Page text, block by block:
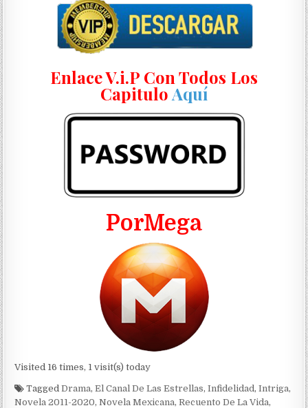
Enlace V.i.P Con Todos Los
CapituloAquí
PorMega
Visited 16 times, 1 visit(s) today
TaggedDrama,El Canal De Las Estrellas,Infidelidad ,Intriga,
Novela 2011-2020,Novela Mexicana,Recuento De La Vida,